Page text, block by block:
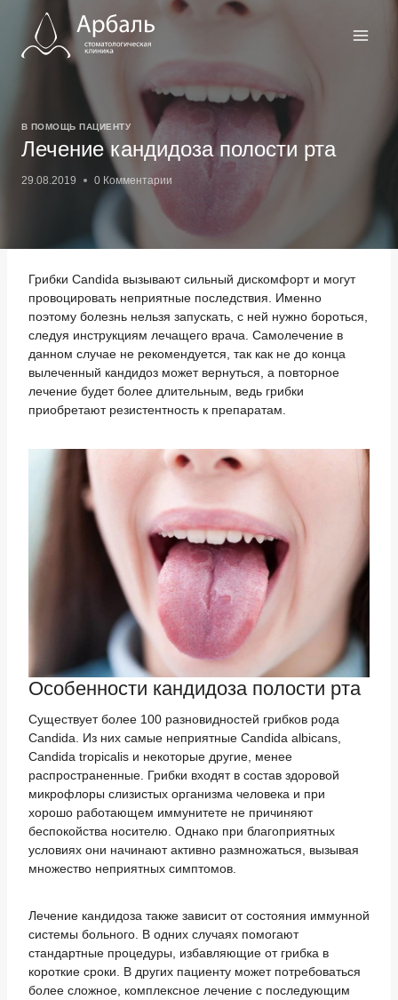
содержимому
В ПОМОЩЬ ПАЦИЕНТУ
Лечение кандидоза полости рта
29.08.2019 0 Комментарии
Грибки Candida вызывают сильный дискомфорт и могут
провоцировать неприятные последствия. Именно
поэтому болезнь нельзя запускать, с ней нужно бороться,
следуя инструкциям лечащего врача. Самолечение в
данном случае не рекомендуется, так как не до конца
вылеченный кандидоз может вернуться, а повторное
лечение будет более длительным, ведь грибки
приобретают резистентность к препаратам.
Особенности кандидоза полости рта
Существует более 100 разновидностей грибков рода
Candida. Из них самые неприятные Candida albicans,
Candida tropicalis и некоторые другие, менее
распространенные. Грибки входят в состав здоровой
микрофлоры слизистых организма человека и при
хорошо работающем иммунитете не причиняют
беспокойства носителю. Однако при благоприятных
условиях они начинают активно размножаться, вызывая
множество неприятных симптомов.
Лечение кандидоза также зависит от состояния иммунной
системы больного. В одних случаях помогают
стандартные процедуры, избавляющие от грибка в
короткие сроки. В других пациенту может потребоваться
более сложное, комплексное лечение с последующим